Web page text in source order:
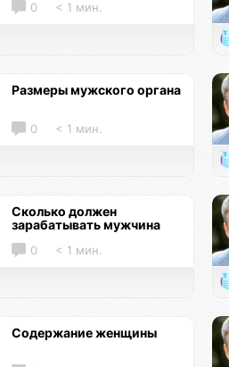
0 < 1 мин.
Размеры мужского органа
0 < 1 мин.
Сколько должен
зарабатывать мужчина
0 < 1 мин.
Содержание женщины